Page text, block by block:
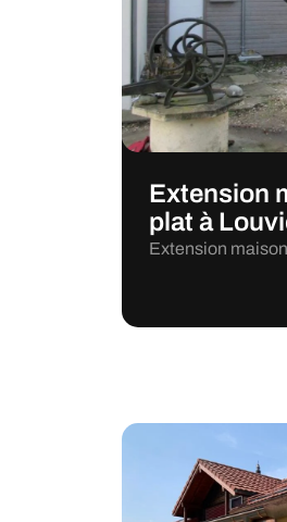
Extension
plat à
Extension